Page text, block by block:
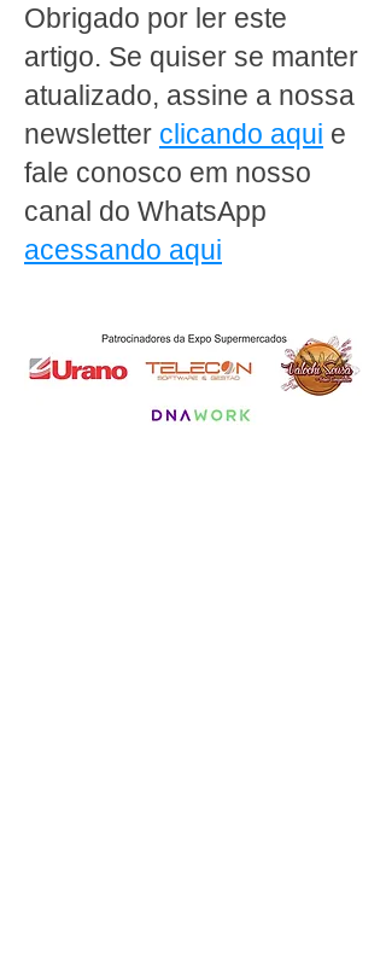
Obrigado por ler este
artigo. Se quiser se manter
atualizado, assine a nossa
newsletter clicando aqui e
fale conosco em nosso
canal do WhatsApp
acessando aqui